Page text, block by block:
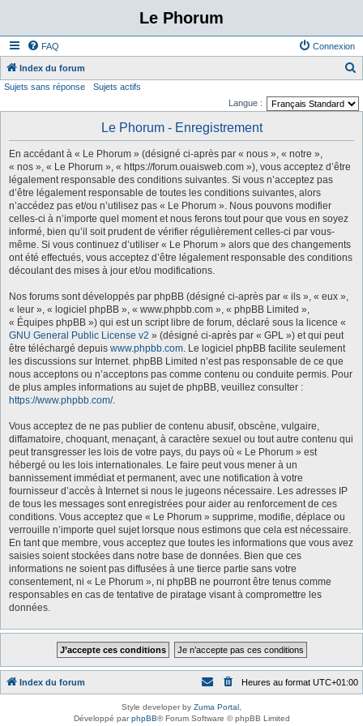
Le Phorum
FAQ Connexion
Index du forum
Sujets sans réponse
Sujets actifs
Langue :
Le Phorum - Enregistrement
En accédant à « Le Phorum » (désigné ci-après par « nous », « notre »,
« nos », « Le Phorum », « https://forum.ouaisweb.com »), vous acceptez d’être
légalement responsable des conditions suivantes. Si vous n’acceptez pas
d’être légalement responsable de toutes les conditions suivantes, alors
n’accédez pas et/ou n’utilisez pas « Le Phorum ». Nous pouvons modifier
celles-ci à n’importe quel moment et nous ferons tout pour que vous en soyez
informé, bien qu’il soit prudent de vérifier régulièrement celles-ci par vous-
même. Si vous continuez d’utiliser « Le Phorum » alors que des changements
ont été effectués, vous acceptez d’être légalement responsable des conditions
découlant des mises à jour et/ou modifications.
Nos forums sont développés par phpBB (désigné ci-après par « ils », « eux »,
« leur », « logiciel phpBB », « www.phpbb.com », « phpBB Limited »,
« Équipes phpBB ») qui est un script libre de forum, déclaré sous la licence «
GNU General Public License v2 » (désigné ci-après par « GPL ») et qui peut
être téléchargé depuis www.phpbb.com. Le logiciel phpBB facilite seulement
les discussions sur Internet. phpBB Limited n’est pas responsable de ce que
nous acceptons ou n’acceptons pas comme contenu ou conduite permis. Pour
de plus amples informations au sujet de phpBB, veuillez consulter :
https://www.phpbb.com/.
Vous acceptez de ne pas publier de contenu abusif, obscène, vulgaire,
diffamatoire, choquant, menaçant, à caractère sexuel ou tout autre contenu qui
peut transgresser les lois de votre pays, du pays où « Le Phorum » est
hébergé ou les lois internationales. Le faire peut vous mener à un
bannissement immédiat et permanent, avec une notification à votre
fournisseur d’accès à Internet si nous le jugeons nécessaire. Les adresses IP
de tous les messages sont enregistrées pour aider au renforcement de ces
conditions. Vous acceptez que « Le Phorum » supprime, modifie, déplace ou
verrouille n’importe quel sujet lorsque nous estimons que cela est nécessaire.
En tant que membre, vous acceptez que toutes les informations que vous avez
saisies soient stockées dans notre base de données. Bien que ces
informations ne soient pas diffusées à une tierce partie sans votre
consentement, ni « Le Phorum », ni phpBB ne pourront être tenus comme
responsables en cas de tentative de piratage visant à compromettre les
données.
Index du forum Heures au format UTC+01:00
Style developer by Zuma Portal
Développé parphpBB® Forum Software © phpBB Limited